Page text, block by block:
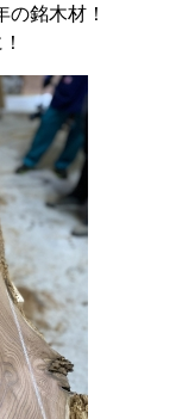
銘木材！